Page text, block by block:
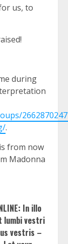
us, to
during
.
from now
Madonna
In illo
lumbi vestri
vestris –